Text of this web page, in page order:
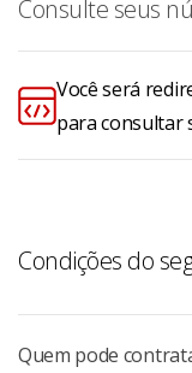
Consulte seus
Você será
para consultar
Condições do
Quem pode